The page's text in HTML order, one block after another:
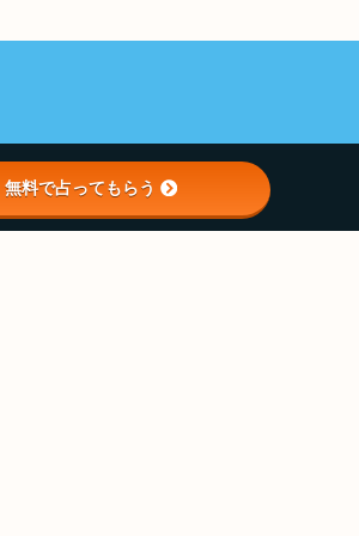
無料で占ってもらう